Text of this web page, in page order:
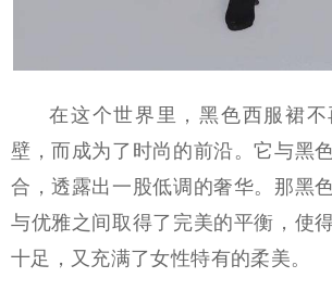
在这个世界里，黑色西服裙
壁，而成为了时尚的前沿。它与黑
合，透露出一股低调的奢华。那黑
与优雅之间取得了完美的平衡，使
十足，又充满了女性特有的柔美。